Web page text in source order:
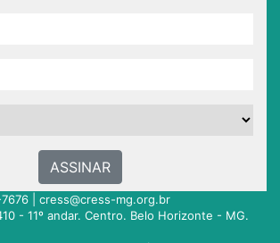
ASSINAR
| cress@cress-mg.org.br
- 11º andar. Centro. Belo Horizonte - MG.